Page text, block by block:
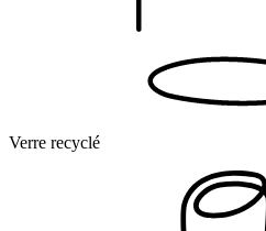
Verre recyclé